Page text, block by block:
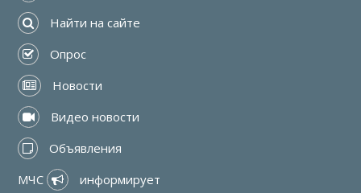
Найти на сайте
Опрос
Новости
Видео новости
Объявления
МЧС
информирует